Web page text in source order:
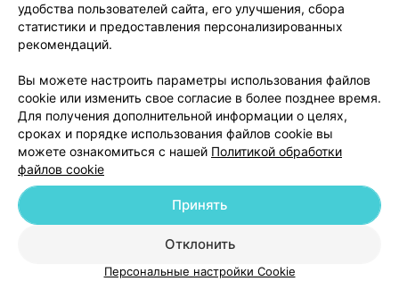
Добавить специалиста
О проекте Новости проекта
Размещение рекламы
Медицинский маркетинг
Публичный договор
Пользовательское соглашение
Способы оплаты
удобства пользователей сайта, его улучшения, сбора
статистики и предоставления персонализированных
рекомендаций.
Вы можете настроить параметры использования файлов
cookie или изменить свое согласие в более позднее время.
Для получения дополнительной информации о целях,
сроках и порядке использования файлов cookie вы
можете ознакомиться с нашей Политикой обработки
файлов cookie
Отклонить
Принять
Персональные настройки Cookie